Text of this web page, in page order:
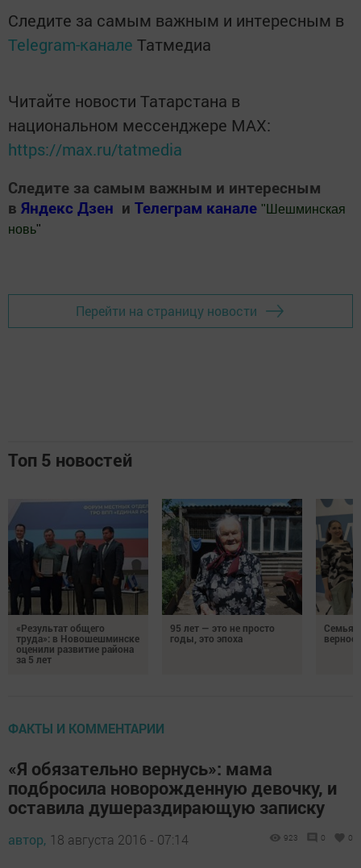
Следите за самым важным и интересным в
Telegram-канале Татмедиа
Читайте новости Татарстана в
национальном мессенджере MАХ:
https://max.ru/tatmedia
Следите за самым важным и интересным
в Яндекс Дзен и Телеграм канале " Шешминская
новь"
Перейти на страницу новости
Топ 5 новостей
«Результат общего
труда»: в Новошешминске
оценили развитие района
за 5 лет
95 лет — это не просто
годы, это эпоха
Семья
ФАКТЫ И КОММЕНТАРИИ
«Я обязательно вернусь»: мама
подбросила новорожденную девочку, и
оставила душераздирающую записку
автор, 18 августа 2016 - 07:14 923 0 0